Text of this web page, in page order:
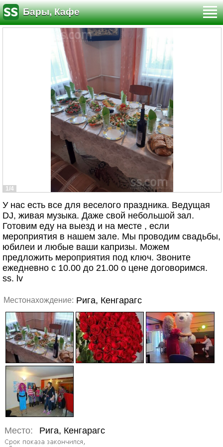
Бары, Кафе
1/4
У нас есть все для веселого праздника. Ведущая
DJ, живая музыка. Даже свой небольшой зал.
Готовим еду на выезд и на месте , если
мероприятия в нашем зале. Мы проводим свадьбы,
юбилеи и любые ваши капризы. Можем
предложить мероприятия под ключ. Звоните
ежедневно с 10.00 до 21.00 о цене договоримся.
ss. lv
Местонахождение: Рига, Кенгарагс
Место: Рига, Кенгарагс